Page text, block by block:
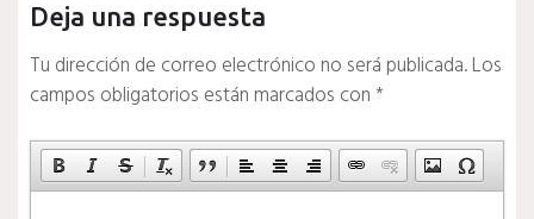
Deja una respuesta
Tu dirección de correo electrónico no será publicada.Los
campos obligatorios están marcados con*